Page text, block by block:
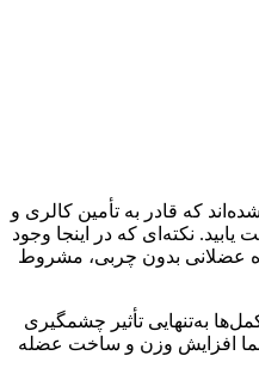
که قادر به تأمین کالری و
نکته‌ای که در اینجا وجود
عضلانی بدون چربی، مشروط
به‌تنهایی تأثیر چشمگیری
شما افزایش وزن و ساخت عضله